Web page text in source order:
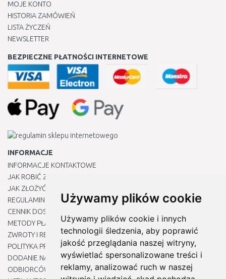
Używamy plików cookie
Używamy plików cookie i innych
technologii śledzenia, aby poprawić
jakość przeglądania naszej witryny,
wyświetlać spersonalizowane treści i
reklamy, analizować ruch w naszej
MOJE KONTO
HISTORIA ZAMÓWIEŃ
LISTA ŻYCZEŃ
NEWSLETTER
BEZPIECZNE PŁATNOŚCI INTERNETOWE
INFORMACJE
INFORMACJE KONTAKTOWE
JAK ROBIĆ ZAKUPY ?
JAK ZŁOŻYĆ REKLAMACJĘ
REGULAMIN
CENNIK DOSTAWY
METODY PŁATNOŚCI
ZWROTY I REKLAMACJE PRODUKTÓW
POLITYKA PRYWATNOŚCI
DODANIE NASZYCH ADRESÓW E-MAIL DO LISTY ZAUFANYCH
ODBIORCÓW